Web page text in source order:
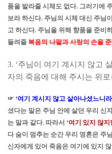
품을 발라줄 시체도 없다. 그러기에
보라 하신다. 주님의 시체 대신 주님
고 하신다. 주님을 위해 향품을 준비
들려줄 복음의 나팔과 사랑의 손을
3. ‘주님이 여기 계시지 않고
자의 죽음에 대해 주시는 위
☞ ‘여기 계시지 않고 살아나셨느니라
셨다는 말은 주님 안에 살던 우리 신
는 말과 같다. 따라서 ‘여기 있지 않
다 숨이 멈추는 순간 우리 영혼은 주
신자에게 있어 죽음은 여기에 있지